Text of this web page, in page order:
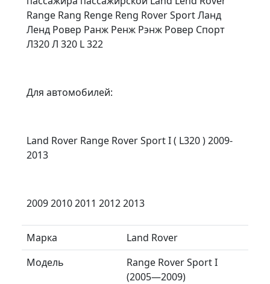
Range Rang Renge Reng Rover Sport Ланд
Ленд Ровер Ранж Ренж Рэнж Ровер Спорт
Л320 Л 320 L 322
Для автомобилей:
Land Rover Range Rover Sport I ( L320 ) 2009-
2013
2009 2010 2011 2012 2013
Марка
Land Rover
Модель
Range Rover Sport I
(2005—2009)